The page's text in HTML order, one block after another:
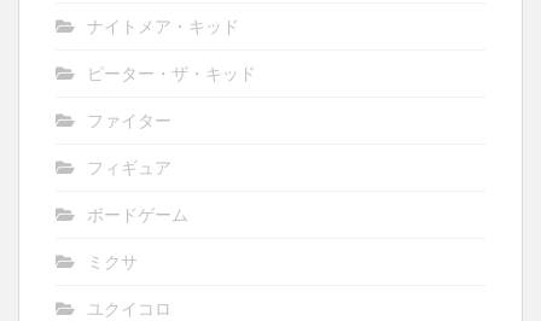
ナイトメア・キッド
ピーター・ザ・キッド
ファイター
フィギュア
ボードゲーム
ミクサ
ユクイコロ